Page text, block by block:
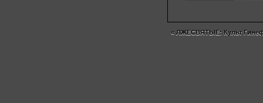
« ЛЖЕСВЯТЫЕ: Культ